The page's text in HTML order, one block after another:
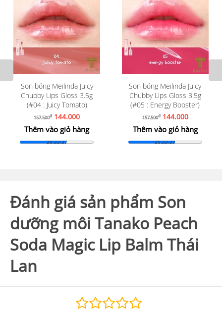
Son bóng Meilinda Juicy
Chubby Lips Gloss 3.5g
(#06:Signature Grapes)
157.500đ144.000
Thêm vào giỏ hàng
20:22:24
Son dưỡng bóng dạng thỏi
bấm Flortte Nice To Meet
Chu (S04 Mua)
119.500đ108.000
Thêm vào giỏ hàng
20:22:24
Đánh giá sản phẩm Son
dưỡng môi Tanako Peach
Soda Magic Lip Balm Thái
Lan